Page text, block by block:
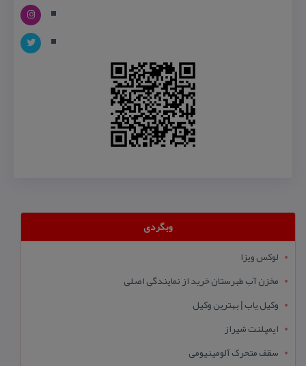
وبگردی
لوکس ویزا
مخزن آب طبرستان خرید از نمایندگی اصلی
وکیل یاب | بهترین وکیل
ایمپلنت شیراز
سقف متحرک آلومینیومی